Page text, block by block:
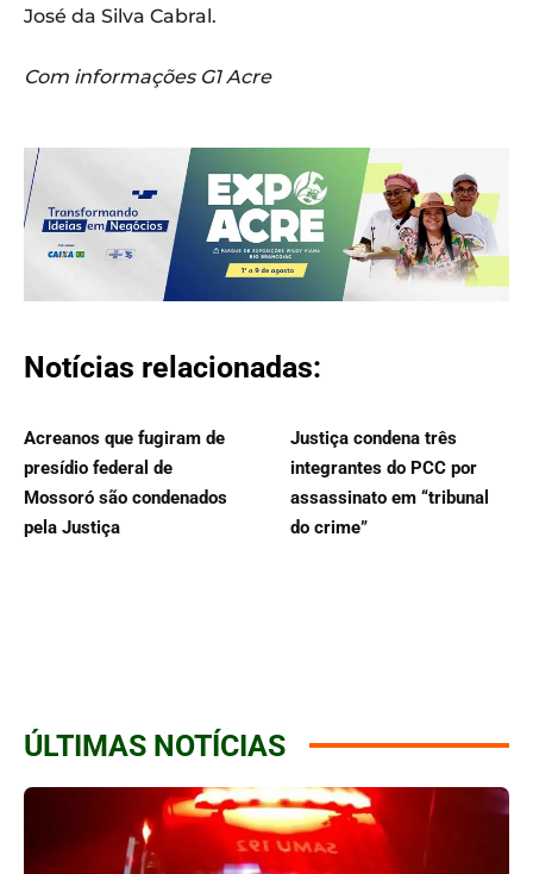
José da Silva Cabral.
Com informações G1 Acre
Notícias relacionadas:
Acreanos que fugiram de
presídio federal de
Mossoró são condenados
pela Justiça
Justiça condena três
integrantes do PCC por
assassinato em “tribunal
do crime”
ÚLTIMAS NOTÍCIAS